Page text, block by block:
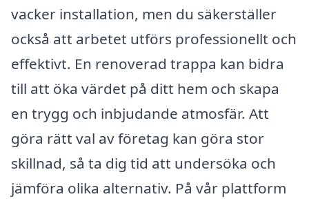
vacker installation, men du säkerställer
också att arbetet utförs professionellt och
effektivt. En renoverad trappa kan bidra
till att öka värdet på ditt hem och skapa
en trygg och inbjudande atmosfär. Att
göra rätt val av företag kan göra stor
skillnad, så ta dig tid att undersöka och
jämföra olika alternativ. På vår plattform